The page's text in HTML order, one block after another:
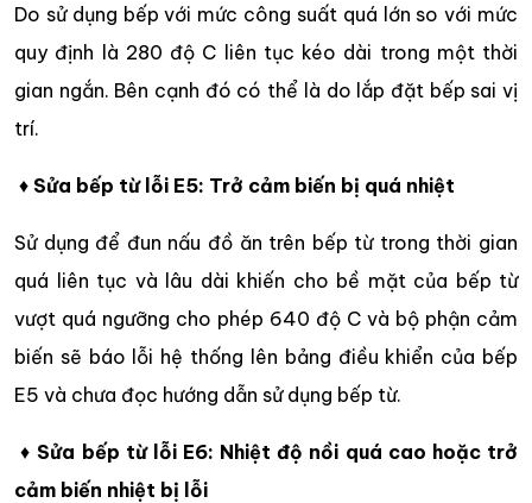
Do sử dụng bếp với mức công suất quá lớn so với mức
quy định là 280 độ C liên tục kéo dài trong một thời
gian ngắn. Bên cạnh đó có thể là do lắp đặt bếp sai vị
trí.
♦ Sửa bếp từ lỗi E5: Trở cảm biến bị quá nhiệt
Sử dụng để đun nấu đồ ăn trên bếp từ trong thời gian
quá liên tục và lâu dài khiến cho bề mặt của bếp từ
vượt quá ngưỡng cho phép 640 độ C và bộ phận cảm
biến sẽ báo lỗi hệ thống lên bảng điều khiển của bếp
E5 và chưa đọc hướng dẫn sử dụng bếp từ.
♦Sửa bếp từ lỗi E6: Nhiệt độ nồi quá cao hoặc trở
cảm biến nhiệt bị lỗi